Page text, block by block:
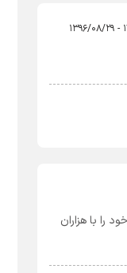
را با هزاران